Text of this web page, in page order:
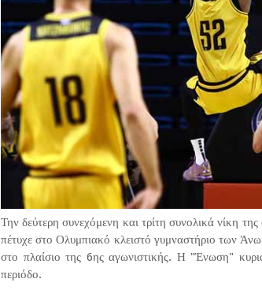
Την δεύτερη συνεχόμενη και τρίτη συνολικά νίκη
πέτυχε στο Ολυμπιακό κλειστό γυμναστήριο των
στο πλαίσιο της 6ης αγωνιστικής. Η "Ένωση"
περιόδο.